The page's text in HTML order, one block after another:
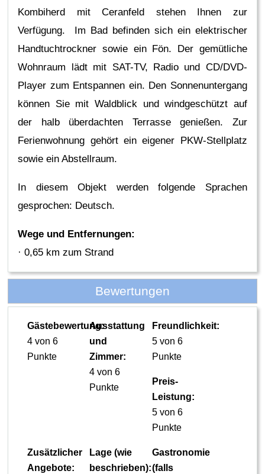
Kombiherd mit Ceranfeld stehen Ihnen zur
Verfügung. Im Bad befinden sich ein elektrischer
Handtuchtrockner sowie ein Fön. Der gemütliche
Wohnraum lädt mit SAT-TV, Radio und CD/DVD-
Player zum Entspannen ein. Den Sonnenuntergang
können Sie mit Waldblick und windgeschützt auf
der halb überdachten Terrasse genießen. Zur
Ferienwohnung gehört ein eigener PKW-Stellplatz
sowie ein Abstellraum.
In diesem Objekt werden folgende Sprachen
gesprochen: Deutsch.
Wege und Entfernungen:
· 0,65 km zum Strand
Bewertungen
Gästebewertung:
4 von 6
Punkte
Ausstattung
und
Zimmer:
4 von 6
Punkte
Freundlichkeit:
5 von 6
Punkte
Preis-
Leistung:
5 von 6
Punkte
Zusätzlicher
Angebote:
Lage (wie
beschrieben):
Gastronomie
(falls